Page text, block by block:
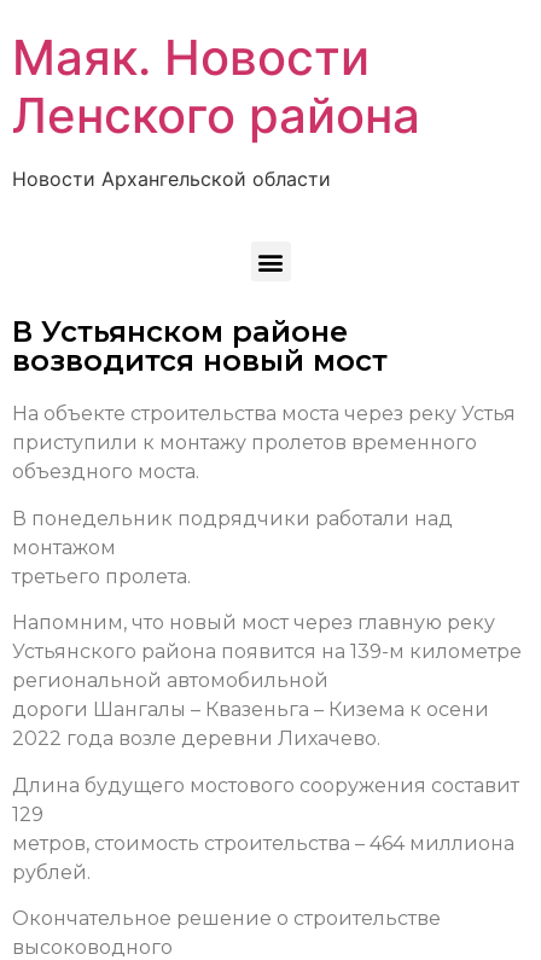
Маяк. Новости
Ленского района
Новости Архангельской области
В Устьянском районе
возводится новый мост
На объекте строительства моста через реку Устья
приступили к монтажу пролетов временного
объездного моста.
В понедельник подрядчики работали над
монтажом
третьего пролета.
Напомним, что новый мост через главную реку
Устьянского района появится на 139-м километре
региональной автомобильной
дороги Шангалы – Квазеньга – Кизема к осени
2022 года возле деревни Лихачево.
Длина будущего мостового сооружения составит
129
метров, стоимость строительства – 464 миллиона
рублей.
Окончательное решение о строительстве
высоководного